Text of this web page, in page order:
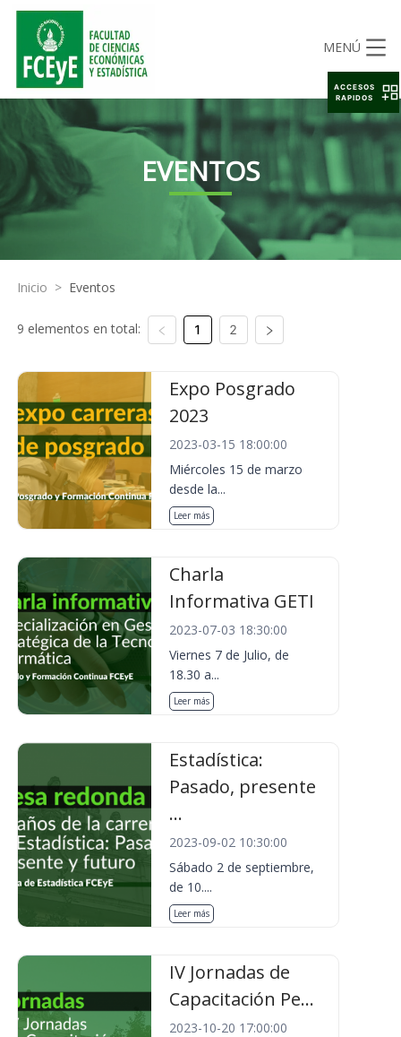
MENÚ
EVENTOS
Inicio > Eventos
9 elementos en total: 1 2
Expo Posgrado
2023
2023-03-15 18:00:00
Miércoles 15 de marzo
desde la...
Leer más
Charla
Informativa GETI
2023-07-03 18:30:00
Viernes 7 de Julio, de
18.30 a...
Leer más
Estadística:
Pasado, presente
...
2023-09-02 10:30:00
Sábado 2 de septiembre,
de 10....
Leer más
IV Jornadas de
Capacitación Pe...
2023-10-20 17:00:00
ACCESOS
RAPIDOS